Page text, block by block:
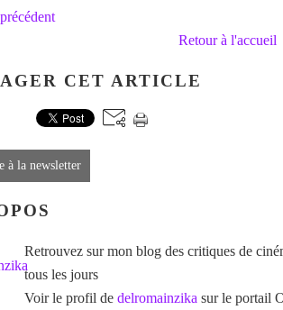
Retour à l'accueil
CET ARTICLE
à la newsletter
Retrouvez sur mon blog des critiques de
tous les jours
Voir le profil de delromainzika sur le portail